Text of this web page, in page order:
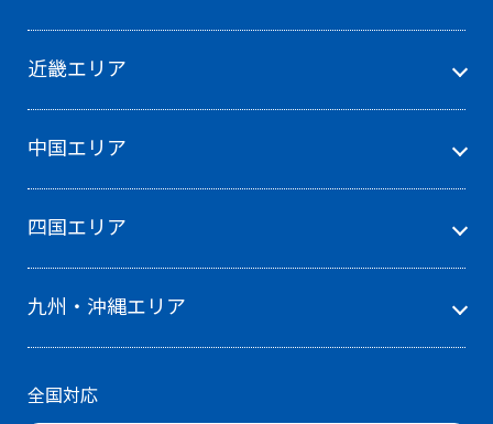
近畿エリア
中国エリア
四国エリア
九州・沖縄エリア
全国対応